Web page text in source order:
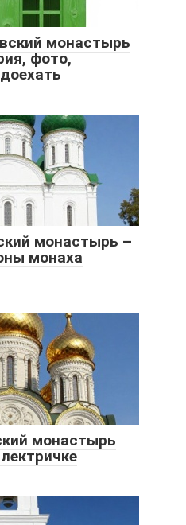
монастырь
фото,
монастырь –
монаха
монастырь